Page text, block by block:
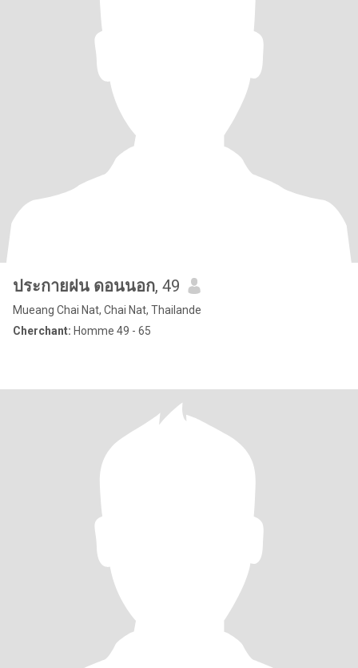
ประกายฝน ดอนนอก, 49
Mueang Chai Nat, Chai Nat, Thailande
Cherchant: Homme 49 - 65